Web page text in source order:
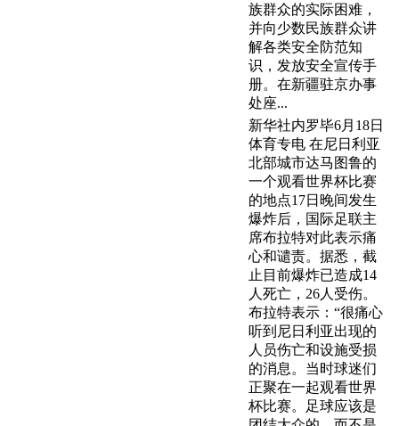
族群众的实际困难，
并向少数民族群众讲
解各类安全防范知
识，发放安全宣传手
册。在新疆驻京办事
处座...
新华社内罗毕6月18日
体育专电 在尼日利亚
北部城市达马图鲁的
一个观看世界杯比赛
的地点17日晚间发生
爆炸后，国际足联主
席布拉特对此表示痛
心和谴责。据悉，截
止目前爆炸已造成14
人死亡，26人受伤。
布拉特表示：“很痛心
听到尼日利亚出现的
人员伤亡和设施受损
的消息。当时球迷们
正聚在一起观看世界
杯比赛。足球应该是